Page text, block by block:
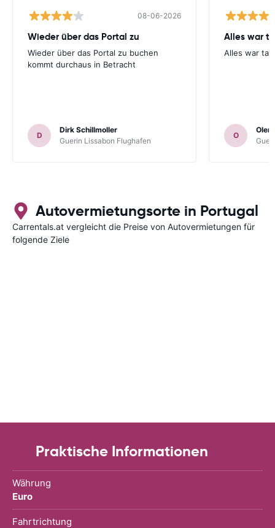
08-06-2026
Wieder über das Portal zu
Wieder über das Portal zu buchen
kommt durchaus in Betracht
D
Dirk Schillmoller
Guerin Lissabon Flughafen
Alles war
Alles war
O
Autovermietungsorte in Portugal
Carrentals.at vergleicht die Preise von Autovermietungen für
folgende Ziele
Praktische Informationen
Währung
Euro
Fahrtrichtung